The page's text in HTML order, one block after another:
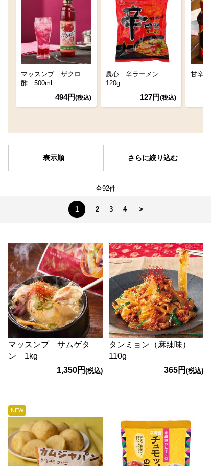
マッスンブ ザクロ
酢 500ml
494円(税込)
農心 辛ラーメン
120g
127円(税込)
甘辛
表示順 さらに絞り込む
全92件
1 2 3 4 >
マッスンブ サムゲタ
ン 1kg
1,350円(税込)
タンミョン（麻辣味）
110g
365円 (税込)
NEW